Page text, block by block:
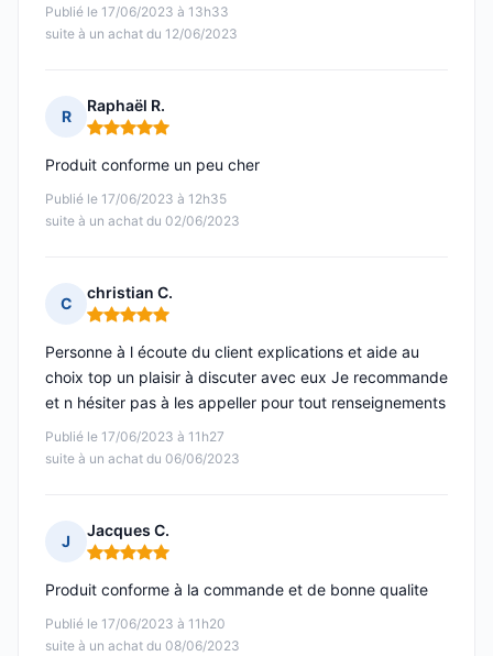
Publié le 17/06/2023 à 13h33
suite à un achat du 12/06/2023
R
Raphaël R.
Note : 5 sur 5
Publié le 17/06/2023 à 12h35
suite à un achat du 02/06/2023
Produit conforme un peu cher
C
christian C.
Note : 5 sur 5
Publié le 17/06/2023 à 11h27
suite à un achat du 06/06/2023
Personne à l écoute du client explications et aide au
choix top un plaisir à discuter avec eux Je recommande
et n hésiter pas à les appeller pour tout renseignements
J
Jacques C.
Note : 5 sur 5
Publié le 17/06/2023 à 11h20
suite à un achat du 08/06/2023
Produit conforme à la commande et de bonne qualite